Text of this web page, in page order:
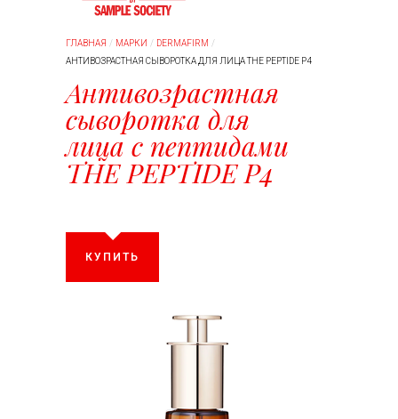
ГЛАВНАЯ МАРКИ
DERMAFIRM
АНТИВОЗРАСТНАЯ СЫВОРОТКА ДЛЯ ЛИЦА THE PEPTIDE P4
Антивозрастная
сыворотка для
лица с пептидами
THE PEPTIDE P4
КУПИТЬ